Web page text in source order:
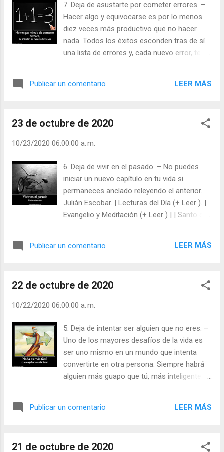
momento que aún está por llegar. Julián
Escobar. | Lecturas del Día (+ Leer ). |
Evangelio y Meditación (+ Leer ) | | Santo del
7. Deja de asustarte por cometer errores. –
Hacer algo y equivocarse es por lo menos
diez veces más productivo que no hacer
nada. Todos los éxitos esconden tras de sí
una lista de errores y, cada nuevo error, te
sí hiciste. Julián Escobar. | Lecturas del Día
Vísperas (+ Leer ) |
Publicar un comentario LEER MÁS
23 de octubre de 2020
10/23/2020 06:00:00 a. m.
6. Deja de vivir en el pasado. – No puedes
iniciar un nuevo capítulo en tu vida si
permaneces anclado releyendo el anterior.
Julián Escobar. | Lecturas del Día (+ Leer ). |
Evangelio y Meditación (+ Leer ) | | Santo del
Publicar un comentario LEER MÁS
22 de octubre de 2020
10/22/2020 06:00:00 a. m.
5. Deja de intentar ser alguien que no eres. –
Uno de los mayores desafíos de la vida es
ser uno mismo en un mundo que intenta
convertirte en otra persona. Siempre habrá
alguien más guapo que tú, más inteligente
acepten. Sé tú mismo, y las personas
Evangelio y Meditación (+ Leer ) | | Santo del
Publicar un comentario LEER MÁS
21 de octubre de 2020